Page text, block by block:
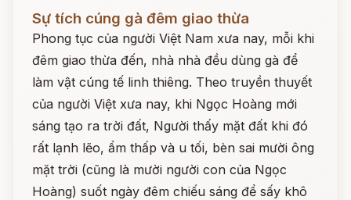
Sự tích cúng gà đêm giao thừa
Phong tục của người Việt Nam xưa nay, mỗi khi
đêm giao thừa đến, nhà nhà đều dùng gà để
làm vật cúng tế linh thiêng. Theo truyền thuyết
của người Việt xưa nay, khi Ngọc Hoàng mới
sáng tạo ra trời đất, Người thấy mặt đất khi đó
rất lạnh lẽo, ẩm thấp và u tối, bèn sai mười ông
mặt trời (cũng là mười người con của Ngọc
Hoàng) suốt ngày đêm chiếu sáng để sấy khô